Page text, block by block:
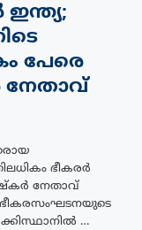
പേരെ
ഭീകരർ
നേതാവ്
ഭീകരസംഘടനയുടെ
…